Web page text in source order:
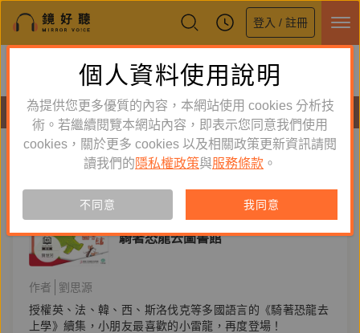
登入 / 註冊
鏡好聽全新APP上線
體驗全面升級，即刻下載
有聲書
步步出版 新到舊 舊到新
有聲書
童書／青少年
騎著恐龍去圖書館
作者
劉思源
授權英、法、韓、西、斯洛伐克等多國語言的《騎著恐龍去
上學》續集，小朋友最喜歡的小雷龍，再度登場！
個人資料使用說明
為提供您更多優質的內容，本網站使用 cookies 分析技
術。若繼續閱覽本網站內容，即表示您同意我們使用
cookies，關於更多 cookies 以及相關政策更新資訊請閱
讀我們的 隱私權政策與服務條款 。
不同意 我同意